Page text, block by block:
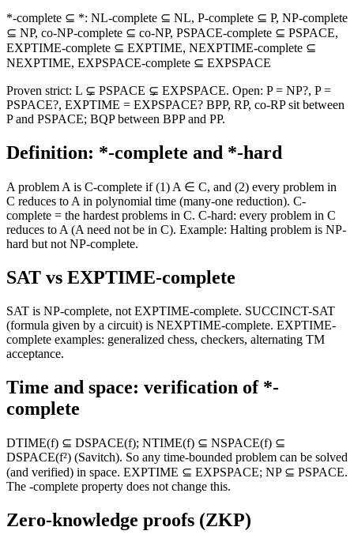
*-complete ⊆ *: NL-complete ⊆ NL, P-complete ⊆ P, NP-complete
⊆ NP, co-NP-complete ⊆ co-NP, PSPACE-complete ⊆ PSPACE,
EXPTIME-complete ⊆ EXPTIME, NEXPTIME-complete ⊆
NEXPTIME, EXPSPACE-complete ⊆ EXPSPACE
Proven strict: L ⊊ PSPACE ⊊ EXPSPACE. Open: P = NP?, P =
PSPACE?, EXPTIME = EXPSPACE? BPP, RP, co-RP sit between
P and PSPACE; BQP between BPP and PP.
Definition: *-complete and *-hard
A problem A is C-complete if (1) A ∈ C, and (2) every problem in
C reduces to A in polynomial time (many-one reduction). C-
complete = the hardest problems in C. C-hard: every problem in C
reduces to A (A need not be in C). Example: Halting problem is NP-
hard but not NP-complete.
SAT vs EXPTIME-complete
SAT is NP-complete, not EXPTIME-complete. SUCCINCT-SAT
(formula given by a circuit) is NEXPTIME-complete. EXPTIME-
complete examples: generalized chess, checkers, alternating TM
acceptance.
Time and space: verification of *-
complete
DTIME(f) ⊆ DSPACE(f); NTIME(f) ⊆ NSPACE(f) ⊆
DSPACE(f²) (Savitch). So any time-bounded problem can be solved
(and verified) in space. EXPTIME ⊆ EXPSPACE; NP ⊆ PSPACE.
The -complete property does not change this.
Zero-knowledge proofs (ZKP)